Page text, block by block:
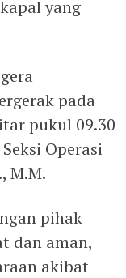
yang
pada
pukul 09.30
Operasi
M.M.
pihak
dan aman,
akibat